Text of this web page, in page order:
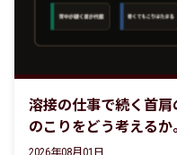
溶接の仕事で続く首
のこりをどう考える